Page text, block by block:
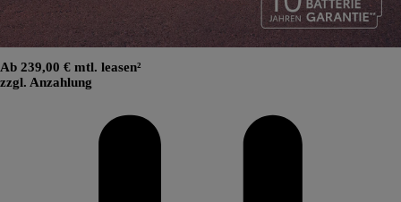
Ab 239,00 € mtl. leasen²
zzgl. Anzahlung